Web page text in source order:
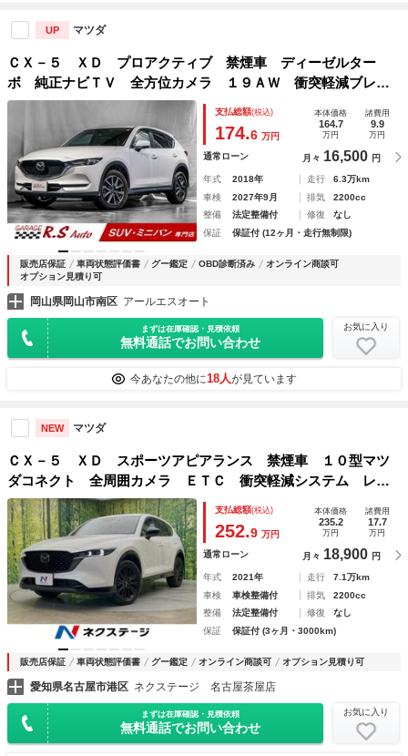
UP マツダ
ＣＸ－５ ＸＤ プロアクティブ 禁煙車 ディーゼルター
ボ 純正ナビＴＶ 全方位カメラ １９ＡＷ 衝突軽減ブレー
キ ＳＢＳ／ＳＣＢＳ搭載 レーダークルーズ アイドリング
ストップ ＣＤ／ＤＶＤ再生 Ｂｌｕｅｔｏｏｔｈ接続 ＥＴ
Ｃ ＨＵＤ
支払総額(税込)
174.6 万円
本体価格
164.7
万円
諸費用
9.9
万円
通常ローン 月々 16,500 円
年式 2018年 走行
6.3万km
車検
2027年9月 排気
2200cc
整備
法定整備付 修復
なし
保証
保証付 (12ヶ月・走行無制限)
販売店保証 車両状態評価書 グー鑑定 OBD診断済み
オンライン商談可
オプション見積り可
岡山県岡山市南区 アールエスオート
まずは在庫確認・見積依頼
無料通話でお問い合わせ
お気に入り
今あなたの他に18人が見ています
NEW マツダ
ＣＸ－５ ＸＤ スポーツアピアランス 禁煙車 １０型マツ
ダコネクト 全周囲カメラ ＥＴＣ 衝突軽減システム レー
ダークルーズコントロール シートヒーター ハンドルヒータ
ー パワーバックドア オートエアコン プッシュスタ
支払総額(税込)
252.9 万円
本体価格
235.2
万円
諸費用
17.7
万円
通常ローン 月々 18,900 円
年式 2021年 走行
7.1万km
車検
車検整備付 排気
2200cc
整備
法定整備付 修復
なし
保証
保証付 (3ヶ月・3000km)
販売店保証 車両状態評価書 グー鑑定 オンライン商談可 オプション見積り可
愛知県名古屋市港区 ネクステージ 名古屋茶屋店
まずは在庫確認・見積依頼
無料通話でお問い合わせ
お気に入り